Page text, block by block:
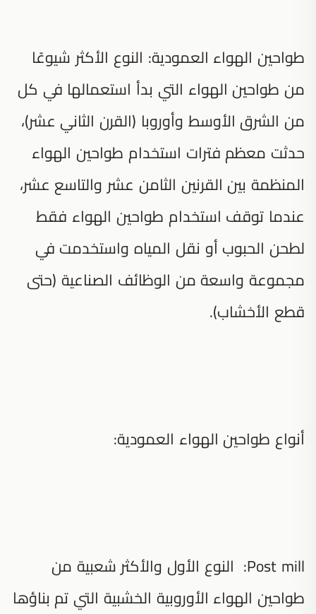
طواحين الهواء العمودية: النوع الأكثر شيوعًا
من طواحين الهواء التي بدأ استعمالها في كل
من الشرق الأوسط وأوروبا (القرن الثاني عشر)،
حدثت معظم فترات استخدام طواحين الهواء
المنظمة بين القرنين الثامن عشر والتاسع عشر،
عندما توقف استخدام طواحين الهواء فقط
لطحن الحبوب أو نقل المياه واستخدمت في
مجموعة واسعة من الوظائف الصناعية (حتى
قطع الأخشاب).
أنواع طواحين الهواء العمودية:
Post mill: النوع الأول والأكثر شعبية من
طواحين الهواء الأوروبية الخشبية التي تم بناؤها